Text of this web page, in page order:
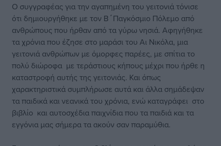
Ο συγγραφέας για την αγαπημένη του γειτονιά τόνισε
ότι δημιουργήθηκε με τον Β΄Παγκόσμιο Πόλεμο από
ανθρώπους που ήρθαν από τα γύρω νησιά. Αφηγήθηκε
τα χρόνια που έζησε στο μαράσι του Αι Νικόλα, μια
γειτονιά ανθρώπων με όμορφες παρέες, με σπίτια το
πολύ διώροφα με τεράστιους κήπους μέχρι που ήρθε η
καταστροφή αυτής της γειτονιάς. Και όπως
χαρακτηριστικά συμπλήρωσε αυτά και άλλα σημάδεψαν
τα παιδικά και νεανικά του χρόνια, ενώ καταγράφει στο
βιβλίο και αυτοσχέδια παιχνίδια που τα παιδιά και τα
εγγόνια μας σήμερα τα ακούν σαν παραμύθια.